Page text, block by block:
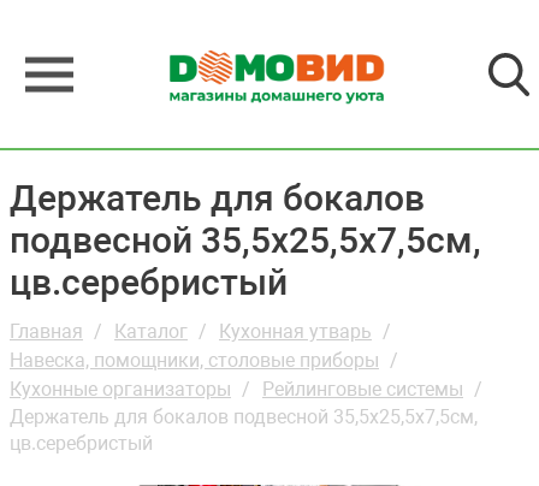
Держатель для бокалов
подвесной 35,5х25,5х7,5см,
цв.серебристый
Главная Каталог
Кухонная утварь
Навеска, помощники, столовые приборы
Кухонные организаторы
Рейлинговые системы
Держатель для бокалов подвесной 35,5х25,5х7,5см,
цв.серебристый